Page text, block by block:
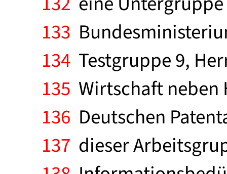
133
134 Testgruppe 9,
135 Wirtschaft neben
136 Deutschen
137 dieser